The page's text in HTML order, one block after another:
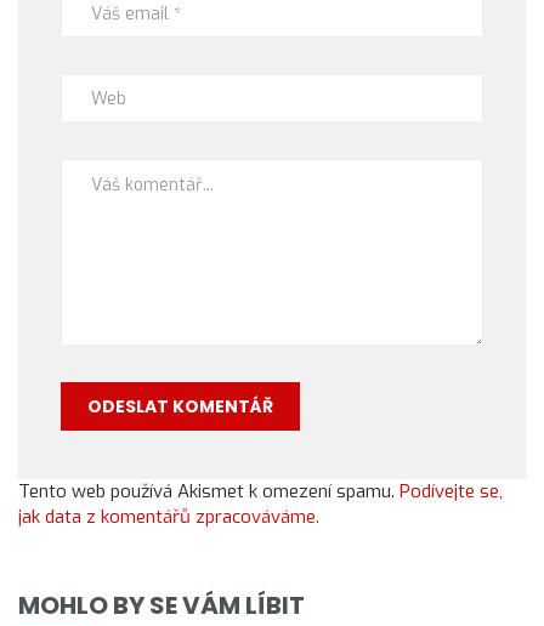
Tento web používá Akismet k omezení spamu. Podívejte se,
jak data z komentářů zpracováváme.
MOHLO BY SE VÁM LÍBIT